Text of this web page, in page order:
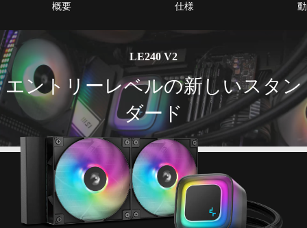
概要 仕様
LE240 V2
エントリーレベルの新しいスタン
ダード